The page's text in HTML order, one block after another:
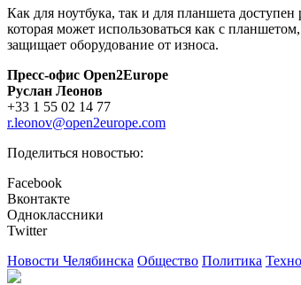
Как для ноутбука, так и для планшета
которая может использоваться как с
защищает оборудование от износа.
Пресс-офис Open2Europe
Руслан Леонов
+33 1 55 02 14 77
r.leonov@open2europe.com
Поделиться новостью:
Facebook
Вконтакте
Одноклассники
Twitter
Новости Челябинска Общество Политика